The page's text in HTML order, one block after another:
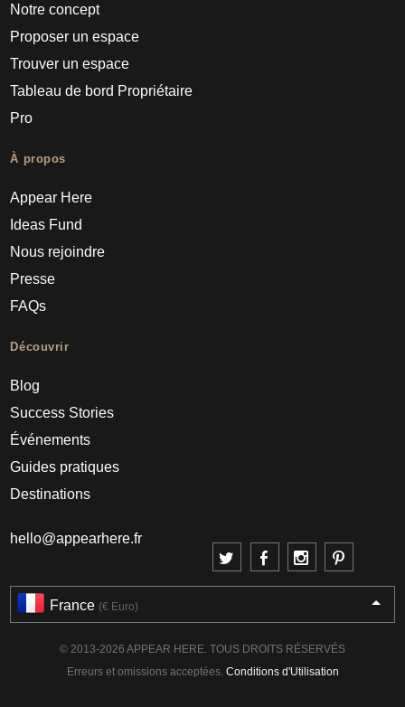
Notre concept
Proposer un espace
Trouver un espace
Tableau de bord Propriétaire
Pro
À propos
Appear Here
Ideas Fund
Nous rejoindre
Presse
FAQs
Découvrir
Blog
Success Stories
Événements
Guides pratiques
Destinations
hello@appearhere.fr
France (€ Euro)
© 2013-2026 APPEAR HERE. TOUS DROITS RÉSERVÉS
Erreurs et omissions acceptées. Conditions d'Utilisation